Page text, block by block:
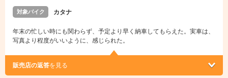
対象バイク カタナ
年末の忙しい時にも関わらず、予定より早く納車してもらえた。実車は、
写真より程度がいいように、感じられた。
販売店の返答を見る